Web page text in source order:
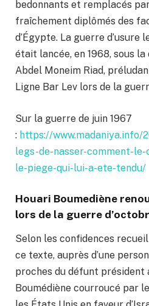
bedonnants et remplacés
fraîchement diplômés des
d’Égypte. La guerre d’usure
était lancée, en 1968, sous
Abdel Moneim Riad,
Ligne Bar Lev lors de la
Sur la guerre de juin 1967
: https://
legs-de-nasser-comment-
le-piege-qui-lui-a-ete-tendu/
Houari Boumediène
lors de la guerre
Selon les confidences
ce texte, auprès d’une
proches du défunt président
Boumédiène courroucé par